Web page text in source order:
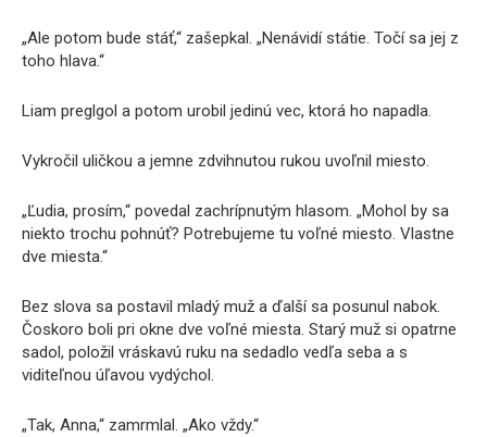
„Ale potom bude stáť,“ zašepkal. „Nenávidí státie. Točí sa jej z
toho hlava.“
Liam preglgol a potom urobil jedinú vec, ktorá ho napadla.
Vykročil uličkou a jemne zdvihnutou rukou uvoľnil miesto.
„Ľudia, prosím,“ povedal zachrípnutým hlasom. „Mohol by sa
niekto trochu pohnúť? Potrebujeme tu voľné miesto. Vlastne
dve miesta.“
Bez slova sa postavil mladý muž a ďalší sa posunul nabok.
Čoskoro boli pri okne dve voľné miesta. Starý muž si opatrne
sadol, položil vráskavú ruku na sedadlo vedľa seba a s
viditeľnou úľavou vydýchol.
„Tak, Anna,“ zamrmlal. „Ako vždy.“